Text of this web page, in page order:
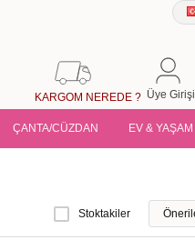
Üye Girişi
KARGOM NEREDE ?
ÇANTA/CÜZDAN EV & YAŞAM
Stoktakiler